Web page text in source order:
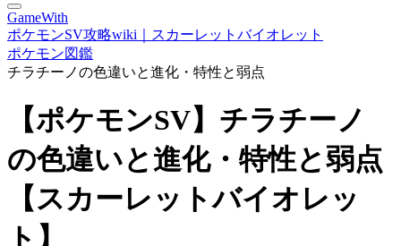
GameWith
ポケモンSV攻略wiki｜スカーレットバイオレット
ポケモン図鑑
チラチーノの色違いと進化・特性と弱点
【ポケモンSV】チラチーノ
の色違いと進化・特性と弱点
【スカーレットバイオレッ
ト】